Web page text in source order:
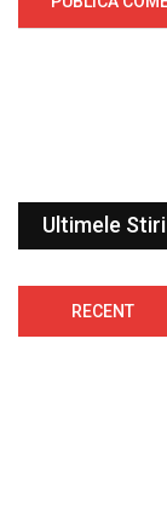
Ultimele Stiri
RECENT